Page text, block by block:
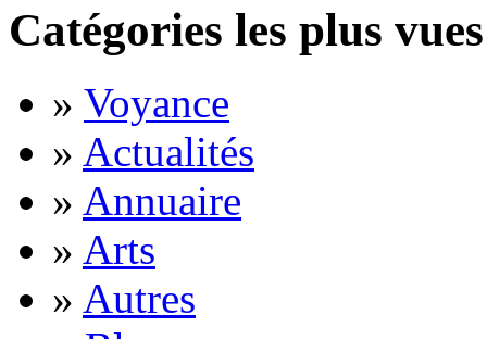
Catégories les plus vues
» Voyance
» Actualités
» Annuaire
» Arts
» Autres